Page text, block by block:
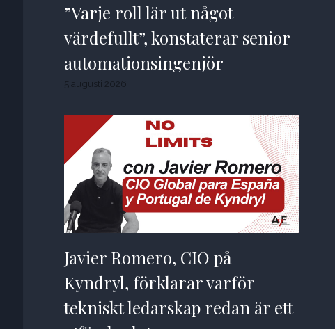
”Varje roll lär ut något
värdefullt”, konstaterar senior
automationsingenjör
5 augusti 2026
Javier Romero, CIO på
Kyndryl, förklarar varför
tekniskt ledarskap redan är ett